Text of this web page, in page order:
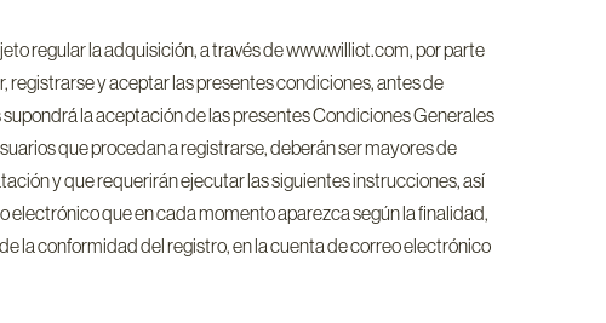
regular la adquisición, a través de www.williot.com, por parte
registrarse y aceptar las presentes condiciones, antes de
la aceptación de las presentes Condiciones Generales
que procedan a registrarse, deberán ser mayores de
y que requerirán ejecutar las siguientes instrucciones, así
que en cada momento aparezca según la finalidad,
la conformidad del registro, en la cuenta de correo electrónico